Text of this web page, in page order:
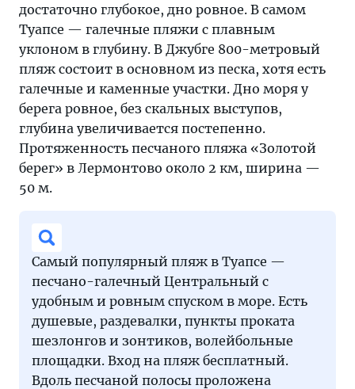
достаточно глубокое, дно ровное. В самом
Туапсе — галечные пляжи с плавным
уклоном в глубину. В Джубге 800-метровый
пляж состоит в основном из песка, хотя есть
галечные и каменные участки. Дно моря у
берега ровное, без скальных выступов,
глубина увеличивается постепенно.
Протяженность песчаного пляжа «Золотой
берег» в Лермонтово около 2 км, ширина —
50 м.
Самый популярный пляж в Туапсе —
песчано-галечный Центральный с
удобным и ровным спуском в море. Есть
душевые, раздевалки, пункты проката
шезлонгов и зонтиков, волейбольные
площадки. Вход на пляж бесплатный.
Вдоль песчаной полосы проложена